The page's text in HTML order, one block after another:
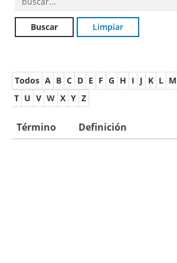
Todos A B C D E F G H I J K L M
T U V W X Y Z
Término Definición